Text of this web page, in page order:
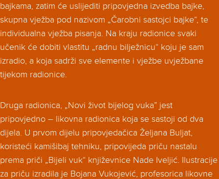
bajkama, zatim će uslijediti pripovjedna izvedba bajke,
skupna vježba pod nazivom „Čarobni sastojci bajke“, te
individualna vježba pisanja. Na kraju radionice svaki
učenik će dobiti vlastitu „radnu bilježnicu“ koju je sam
izradio, a koja sadrži sve elemente i vježbe uvježbane
tijekom radionice.
Druga radionica, „Novi život bijelog vuka” jest
pripovjedno – likovna radionica koja se sastoji od dva
dijela. U prvom dijelu pripovjedačica Željana Buljat,
koristeći kamišibaj tehniku, pripovijeda priču nastalu
prema priči „Bijeli vuk“ književnice Nade Iveljić. Ilustracije
za priču izradila je Bojana Vukojević, profesorica likovne